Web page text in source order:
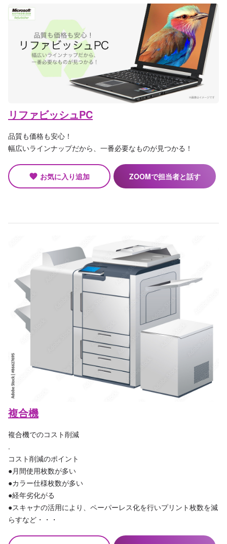
リファビッシュPC
品質も価格も安心！
幅広いラインナップだから、一番必要なものが見つかる！
favorite お気に入り追加 ZOOMで担当者と話す
複合機
複合機でのコスト削減
.
コスト削減のポイント
●月間使用枚数が多い
●カラー仕様枚数が多い
●経年劣化がる
●スキャナの活用により、ペーパーレス化を行いプリント枚数を減
らすなど・・・